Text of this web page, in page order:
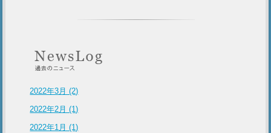
2022年3月 (2)
2022年2月 (1)
2022年1月 (1)